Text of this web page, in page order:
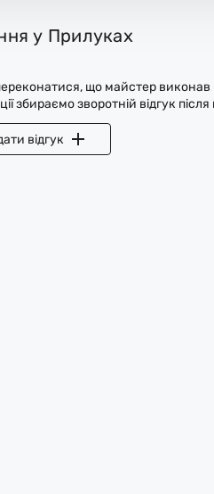
у Прилуках
що майстер виконав
збираємо зворотній відгук
відгук